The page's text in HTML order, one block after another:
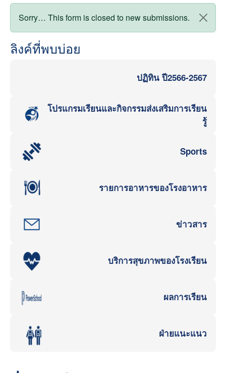
สถานะข้อความ
Sorry… This form is closed to new submissions.
ลิงค์ที่พบบ่อย
ปฏิทิน ปี2566-2567
โปรแกรมเรียนและกิจกรรมส่งเสริมการเรียน
รู้
Sports
รายการอาหารของโรงอาหาร
ข่าวสาร
บริการสุขภาพของโรงเรียน
ผลการเรียน
ฝ่ายแนะแนว